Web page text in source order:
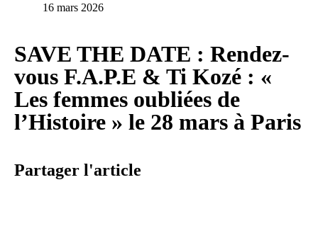
16 mars 2026
SAVE THE DATE : Rendez-
vous F.A.P.E & Ti Kozé : «
Les femmes oubliées de
l’Histoire » le 28 mars à Paris
Partager l'article